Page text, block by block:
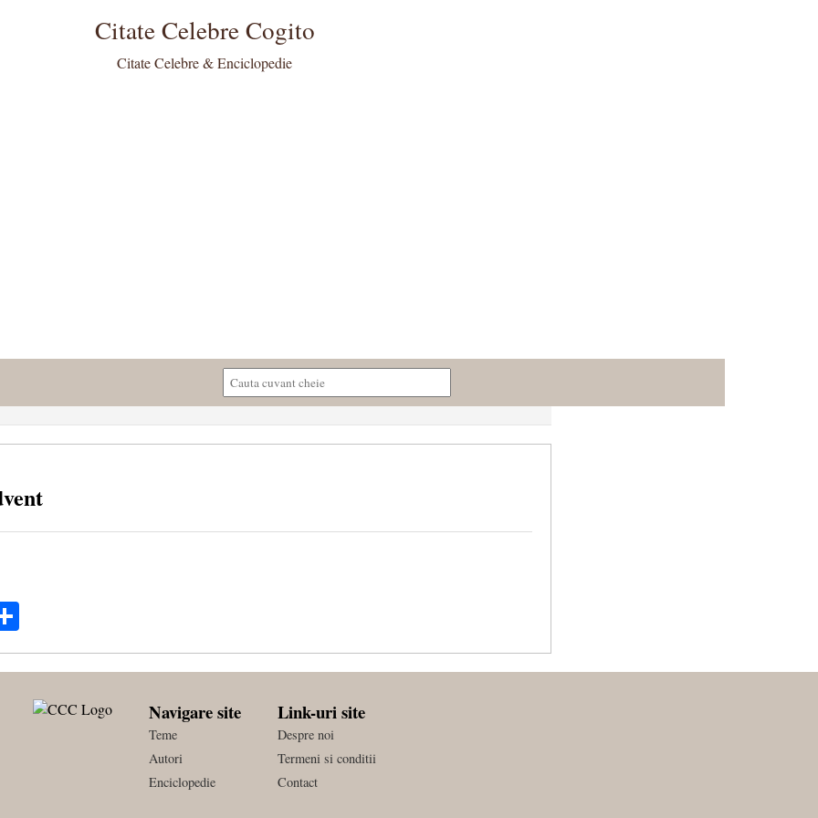
Citate Celebre Cogito
Citate Celebre & Enciclopedie
Navigare site
Teme
Autori
Enciclopedie
Link-uri site
Despre noi
Termeni si conditii
Contact